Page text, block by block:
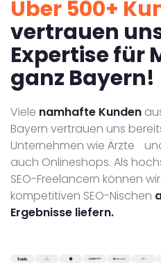
Über 500+
vertrauen
Expertise für
ganz Bayern!
Viele namhafte Kunden
Bayern vertrauen uns
Unternehmen wie Ärzte
auch Onlineshops. Als
SEO-Freelancern können
kompetitiven SEO-Nischen
Ergebnisse liefern.